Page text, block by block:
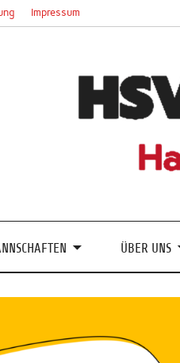
Impressum
Ruhr
ÜBER UNS